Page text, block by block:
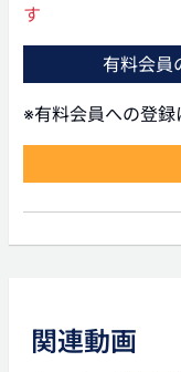
す
有料会員
※有料会員への登
前の動画
関連動画